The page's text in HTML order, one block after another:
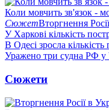
Коли мовчить зв'язок -
СюжетВторгнення
У Харкові кількість
В Одесі зросла
Уражено три судна РФ у
Сюжети